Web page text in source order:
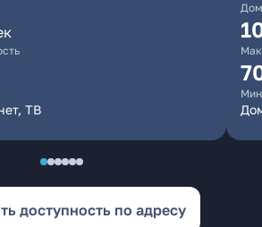
ТВ
доступность по адресу